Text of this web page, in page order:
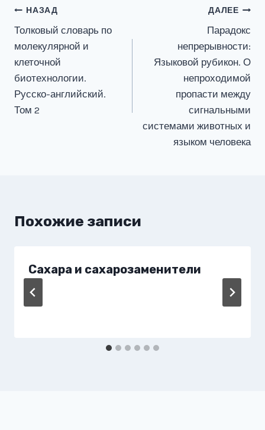
Навигация
по
записям
НАЗАД
Толковый словарь по
молекулярной и
клеточной
биотехнологии.
Русско-английский.
Том 2
ДАЛЕЕ
Парадокс
непрерывности:
Языковой рубикон. О
непроходимой
пропасти между
сигнальными
системами животных и
языком человека
Похожие записи
Сахара и сахарозаменители